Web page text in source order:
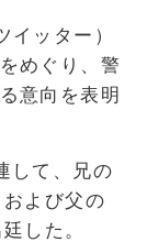
ッター）
めぐり、警
意向を表明
して、兄の
よび父の
した。